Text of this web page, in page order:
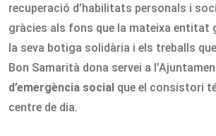
recuperació d’habilitats personals i
gràcies als fons que la mateixa entitat
la seva botiga solidària i els treballs
Bon Samarità dona servei a
d’emergència social que el consistori
centre de dia.